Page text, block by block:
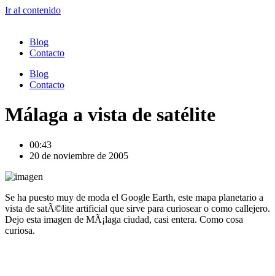
Ir al contenido
Blog
Contacto
Blog
Contacto
Málaga a vista de satélite
00:43
20 de noviembre de 2005
Se ha puesto muy de moda el Google Earth, este mapa planetario a
vista de satÃ©lite artificial que sirve para curiosear o como callejero.
Dejo esta imagen de MÃ¡laga ciudad, casi entera. Como cosa
curiosa.